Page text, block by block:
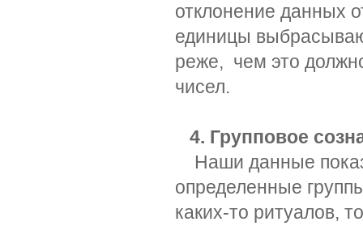
отклонение данных
единицы
реже, чем это
чисел.
4. Групповое
Наши данные
определенные
каких-то ритуалов,